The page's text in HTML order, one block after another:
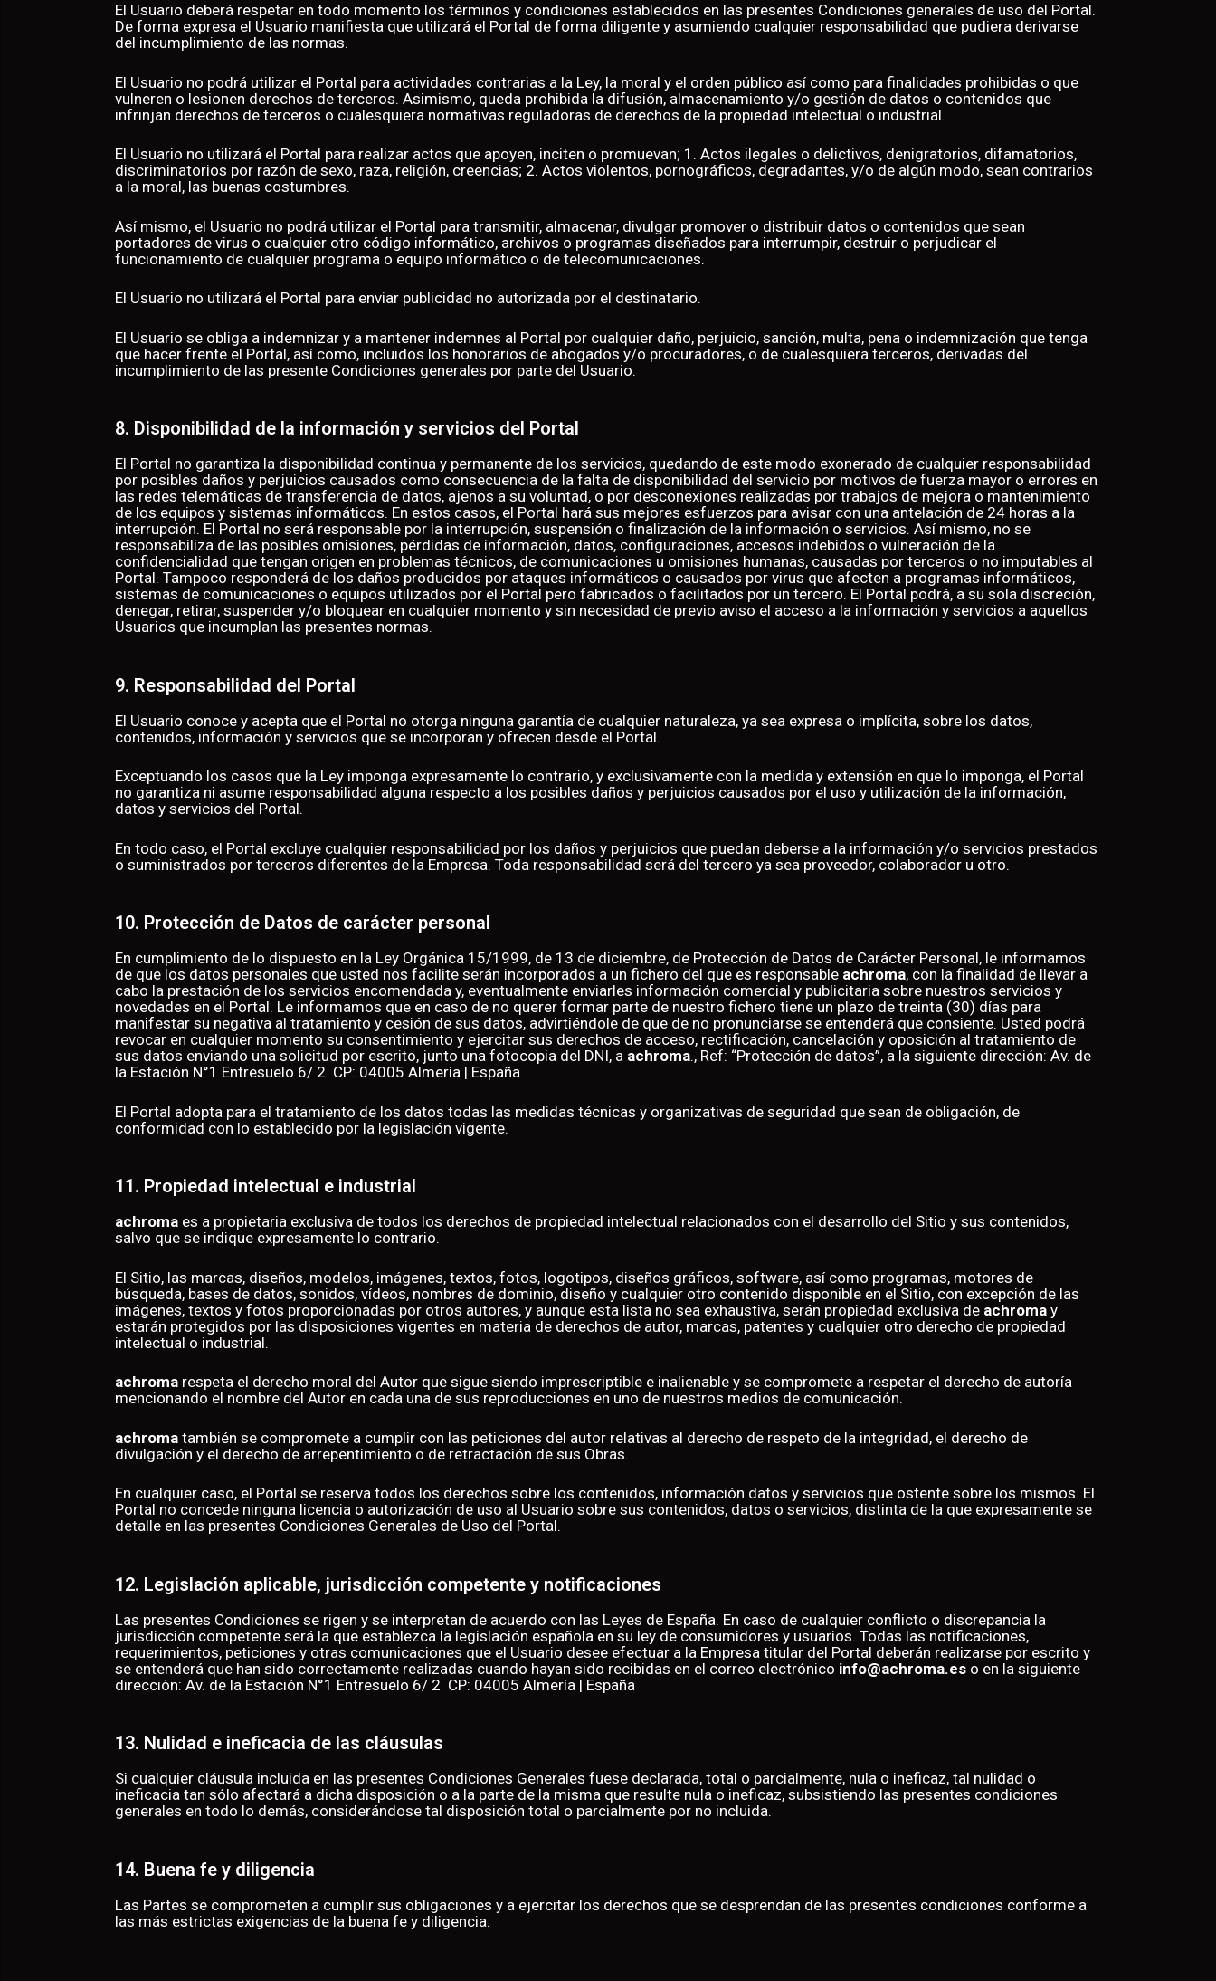
El Usuario deberá respetar en todo momento los términos y condiciones establecidos en las presentes Condiciones generales de uso del Portal.
De forma expresa el Usuario manifiesta que utilizará el Portal de forma diligente y asumiendo cualquier responsabilidad que pudiera derivarse
del incumplimiento de las normas.
El Usuario no podrá utilizar el Portal para actividades contrarias a la Ley, la moral y el orden público así como para finalidades prohibidas o que
vulneren o lesionen derechos de terceros. Asimismo, queda prohibida la difusión, almacenamiento y/o gestión de datos o contenidos que
infrinjan derechos de terceros o cualesquiera normativas reguladoras de derechos de la propiedad intelectual o industrial.
El Usuario no utilizará el Portal para realizar actos que apoyen, inciten o promuevan; 1. Actos ilegales o delictivos, denigratorios, difamatorios,
discriminatorios por razón de sexo, raza, religión, creencias; 2. Actos violentos, pornográficos, degradantes, y/o de algún modo, sean contrarios
a la moral, las buenas costumbres.
Así mismo, el Usuario no podrá utilizar el Portal para transmitir, almacenar, divulgar promover o distribuir datos o contenidos que sean
portadores de virus o cualquier otro código informático, archivos o programas diseñados para interrumpir, destruir o perjudicar el
funcionamiento de cualquier programa o equipo informático o de telecomunicaciones.
El Usuario no utilizará el Portal para enviar publicidad no autorizada por el destinatario.
El Usuario se obliga a indemnizar y a mantener indemnes al Portal por cualquier daño, perjuicio, sanción, multa, pena o indemnización que tenga
que hacer frente el Portal, así como, incluidos los honorarios de abogados y/o procuradores, o de cualesquiera terceros, derivadas del
incumplimiento de las presente Condiciones generales por parte del Usuario.
8. Disponibilidad de la información y servicios del Portal
El Portal no garantiza la disponibilidad continua y permanente de los servicios, quedando de este modo exonerado de cualquier responsabilidad
por posibles daños y perjuicios causados como consecuencia de la falta de disponibilidad del servicio por motivos de fuerza mayor o errores en
las redes telemáticas de transferencia de datos, ajenos a su voluntad, o por desconexiones realizadas por trabajos de mejora o mantenimiento
de los equipos y sistemas informáticos. En estos casos, el Portal hará sus mejores esfuerzos para avisar con una antelación de 24 horas a la
interrupción. El Portal no será responsable por la interrupción, suspensión o finalización de la información o servicios. Así mismo, no se
responsabiliza de las posibles omisiones, pérdidas de información, datos, configuraciones, accesos indebidos o vulneración de la
confidencialidad que tengan origen en problemas técnicos, de comunicaciones u omisiones humanas, causadas por terceros o no imputables al
Portal. Tampoco responderá de los daños producidos por ataques informáticos o causados por virus que afecten a programas informáticos,
sistemas de comunicaciones o equipos utilizados por el Portal pero fabricados o facilitados por un tercero. El Portal podrá, a su sola discreción,
denegar, retirar, suspender y/o bloquear en cualquier momento y sin necesidad de previo aviso el acceso a la información y servicios a aquellos
Usuarios que incumplan las presentes normas.
9. Responsabilidad del Portal
El Usuario conoce y acepta que el Portal no otorga ninguna garantía de cualquier naturaleza, ya sea expresa o implícita, sobre los datos,
contenidos, información y servicios que se incorporan y ofrecen desde el Portal.
Exceptuando los casos que la Ley imponga expresamente lo contrario, y exclusivamente con la medida y extensión en que lo imponga, el Portal
no garantiza ni asume responsabilidad alguna respecto a los posibles daños y perjuicios causados por el uso y utilización de la información,
datos y servicios del Portal.
En todo caso, el Portal excluye cualquier responsabilidad por los daños y perjuicios que puedan deberse a la información y/o servicios prestados
o suministrados por terceros diferentes de la Empresa. Toda responsabilidad será del tercero ya sea proveedor, colaborador u otro.
10. Protección de Datos de carácter personal
En cumplimiento de lo dispuesto en la Ley Orgánica 15/1999, de 13 de diciembre, de Protección de Datos de Carácter Personal, le informamos
de que los datos personales que usted nos facilite serán incorporados a un fichero del que es responsable achroma, con la finalidad de llevar a
cabo la prestación de los servicios encomendada y, eventualmente enviarles información comercial y publicitaria sobre nuestros servicios y
novedades en el Portal. Le informamos que en caso de no querer formar parte de nuestro fichero tiene un plazo de treinta (30) días para
manifestar su negativa al tratamiento y cesión de sus datos, advirtiéndole de que de no pronunciarse se entenderá que consiente. Usted podrá
revocar en cualquier momento su consentimiento y ejercitar sus derechos de acceso, rectificación, cancelación y oposición al tratamiento de
sus datos enviando una solicitud por escrito, junto una fotocopia del DNI, a achroma., Ref: “Protección de datos”, a la siguiente dirección: Av. de
la Estación N°1 Entresuelo 6/ 2 CP: 04005 Almería | España
El Portal adopta para el tratamiento de los datos todas las medidas técnicas y organizativas de seguridad que sean de obligación, de
conformidad con lo establecido por la legislación vigente.
11. Propiedad intelectual e industrial
achroma es a propietaria exclusiva de todos los derechos de propiedad intelectual relacionados con el desarrollo del Sitio y sus contenidos,
salvo que se indique expresamente lo contrario.
El Sitio, las marcas, diseños, modelos, imágenes, textos, fotos, logotipos, diseños gráficos, software, así como programas, motores de
búsqueda, bases de datos, sonidos, vídeos, nombres de dominio, diseño y cualquier otro contenido disponible en el Sitio, con excepción de las
imágenes, textos y fotos proporcionadas por otros autores, y aunque esta lista no sea exhaustiva, serán propiedad exclusiva de achroma y
estarán protegidos por las disposiciones vigentes en materia de derechos de autor, marcas, patentes y cualquier otro derecho de propiedad
intelectual o industrial.
achroma respeta el derecho moral del Autor que sigue siendo imprescriptible e inalienable y se compromete a respetar el derecho de autoría
mencionando el nombre del Autor en cada una de sus reproducciones en uno de nuestros medios de comunicación.
achroma también se compromete a cumplir con las peticiones del autor relativas al derecho de respeto de la integridad, el derecho de
divulgación y el derecho de arrepentimiento o de retractación de sus Obras.
En cualquier caso, el Portal se reserva todos los derechos sobre los contenidos, información datos y servicios que ostente sobre los mismos. El
Portal no concede ninguna licencia o autorización de uso al Usuario sobre sus contenidos, datos o servicios, distinta de la que expresamente se
detalle en las presentes Condiciones Generales de Uso del Portal.
12. Legislación aplicable, jurisdicción competente y notificaciones
Las presentes Condiciones se rigen y se interpretan de acuerdo con las Leyes de España. En caso de cualquier conflicto o discrepancia la
jurisdicción competente será la que establezca la legislación española en su ley de consumidores y usuarios. Todas las notificaciones,
requerimientos, peticiones y otras comunicaciones que el Usuario desee efectuar a la Empresa titular del Portal deberán realizarse por escrito y
se entenderá que han sido correctamente realizadas cuando hayan sido recibidas en el correo electrónico info@achroma.es o en la siguiente
dirección: Av. de la Estación N°1 Entresuelo 6/ 2 CP: 04005 Almería | España
13. Nulidad e ineficacia de las cláusulas
Si cualquier cláusula incluida en las presentes Condiciones Generales fuese declarada, total o parcialmente, nula o ineficaz, tal nulidad o
ineficacia tan sólo afectará a dicha disposición o a la parte de la misma que resulte nula o ineficaz, subsistiendo las presentes condiciones
generales en todo lo demás, considerándose tal disposición total o parcialmente por no incluida.
14. Buena fe y diligencia
Las Partes se comprometen a cumplir sus obligaciones y a ejercitar los derechos que se desprendan de las presentes condiciones conforme a
las más estrictas exigencias de la buena fe y diligencia.